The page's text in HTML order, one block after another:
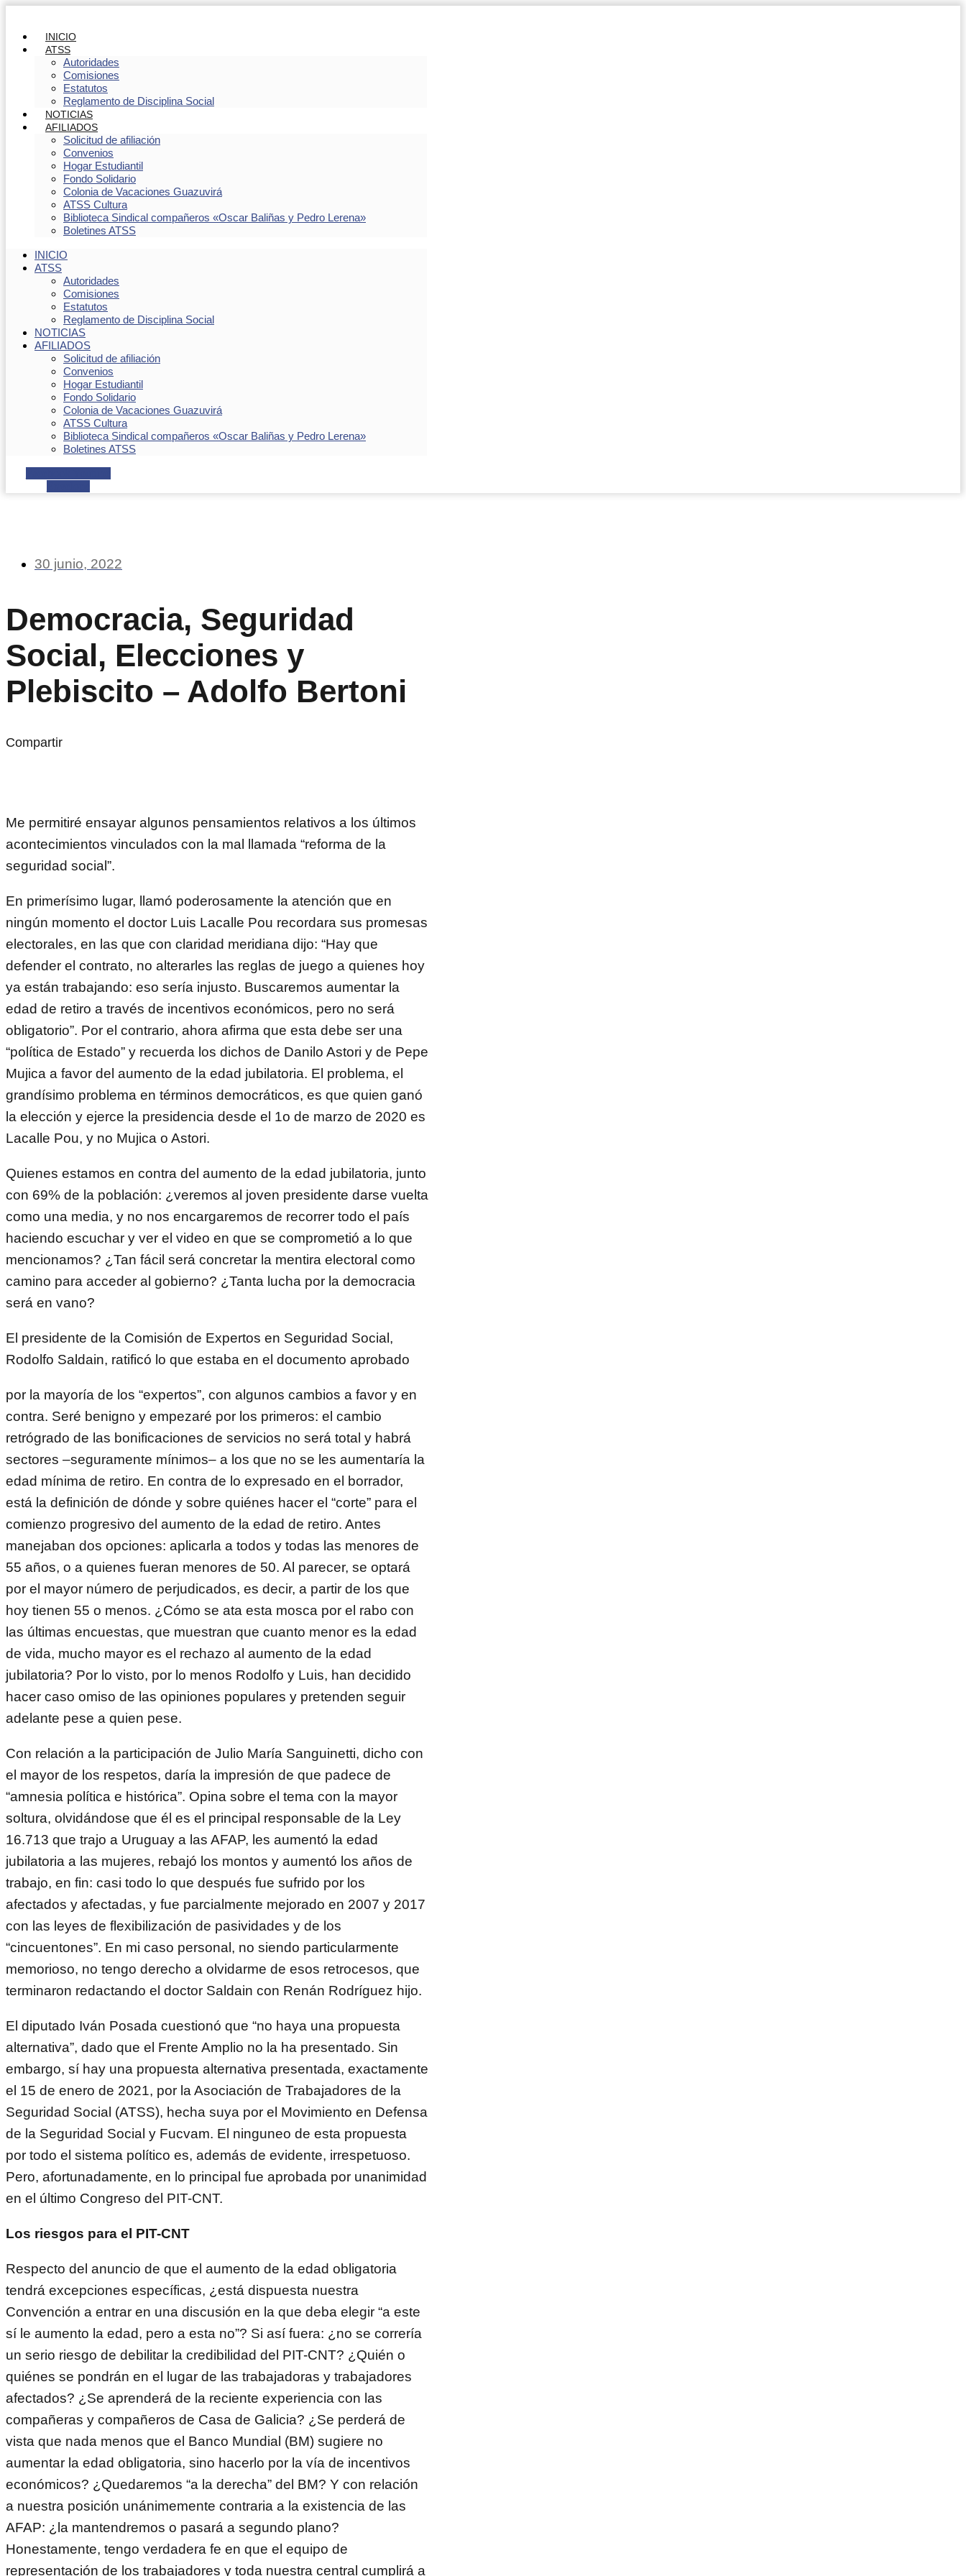
INICIO
ATSS
Autoridades
Comisiones
Estatutos
Reglamento de Disciplina Social
NOTICIAS
AFILIADOS
Solicitud de afiliación
Convenios
Hogar Estudiantil
Fondo Solidario
Colonia de Vacaciones Guazuvirá
ATSS Cultura
Biblioteca Sindical compañeros «Oscar Baliñas y Pedro Lerena»
Boletines ATSS
INICIO
ATSS
Autoridades
Comisiones
Estatutos
Reglamento de Disciplina Social
NOTICIAS
AFILIADOS
Solicitud de afiliación
Convenios
Hogar Estudiantil
Fondo Solidario
Colonia de Vacaciones Guazuvirá
ATSS Cultura
Biblioteca Sindical compañeros «Oscar Baliñas y Pedro Lerena»
Boletines ATSS
30 junio, 2022
Democracia, Seguridad
Social, Elecciones y
Plebiscito – Adolfo Bertoni
Compartir
Me permitiré ensayar algunos pensamientos relativos a los últimos
acontecimientos vinculados con la mal llamada “reforma de la
seguridad social”.
En primerísimo lugar, llamó poderosamente la atención que en
ningún momento el doctor Luis Lacalle Pou recordara sus promesas
electorales, en las que con claridad meridiana dijo: “Hay que
defender el contrato, no alterarles las reglas de juego a quienes hoy
ya están trabajando: eso sería injusto. Buscaremos aumentar la
edad de retiro a través de incentivos económicos, pero no será
obligatorio”. Por el contrario, ahora afirma que esta debe ser una
“política de Estado” y recuerda los dichos de Danilo Astori y de Pepe
Mujica a favor del aumento de la edad jubilatoria. El problema, el
grandísimo problema en términos democráticos, es que quien ganó
la elección y ejerce la presidencia desde el 1o de marzo de 2020 es
Lacalle Pou, y no Mujica o Astori.
Quienes estamos en contra del aumento de la edad jubilatoria, junto
con 69% de la población: ¿veremos al joven presidente darse vuelta
como una media, y no nos encargaremos de recorrer todo el país
haciendo escuchar y ver el video en que se comprometió a lo que
mencionamos? ¿Tan fácil será concretar la mentira electoral como
camino para acceder al gobierno? ¿Tanta lucha por la democracia
será en vano?
El presidente de la Comisión de Expertos en Seguridad Social,
Rodolfo Saldain, ratificó lo que estaba en el documento aprobado
por la mayoría de los “expertos”, con algunos cambios a favor y en
contra. Seré benigno y empezaré por los primeros: el cambio
retrógrado de las bonificaciones de servicios no será total y habrá
sectores –seguramente mínimos– a los que no se les aumentaría la
edad mínima de retiro. En contra de lo expresado en el borrador,
está la definición de dónde y sobre quiénes hacer el “corte” para el
comienzo progresivo del aumento de la edad de retiro. Antes
manejaban dos opciones: aplicarla a todos y todas las menores de
55 años, o a quienes fueran menores de 50. Al parecer, se optará
por el mayor número de perjudicados, es decir, a partir de los que
hoy tienen 55 o menos. ¿Cómo se ata esta mosca por el rabo con
las últimas encuestas, que muestran que cuanto menor es la edad
de vida, mucho mayor es el rechazo al aumento de la edad
jubilatoria? Por lo visto, por lo menos Rodolfo y Luis, han decidido
hacer caso omiso de las opiniones populares y pretenden seguir
adelante pese a quien pese.
Con relación a la participación de Julio María Sanguinetti, dicho con
el mayor de los respetos, daría la impresión de que padece de
“amnesia política e histórica”. Opina sobre el tema con la mayor
soltura, olvidándose que él es el principal responsable de la Ley
16.713 que trajo a Uruguay a las AFAP, les aumentó la edad
jubilatoria a las mujeres, rebajó los montos y aumentó los años de
trabajo, en fin: casi todo lo que después fue sufrido por los
afectados y afectadas, y fue parcialmente mejorado en 2007 y 2017
con las leyes de flexibilización de pasividades y de los
“cincuentones”. En mi caso personal, no siendo particularmente
memorioso, no tengo derecho a olvidarme de esos retrocesos, que
terminaron redactando el doctor Saldain con Renán Rodríguez hijo.
El diputado Iván Posada cuestionó que “no haya una propuesta
alternativa”, dado que el Frente Amplio no la ha presentado. Sin
embargo, sí hay una propuesta alternativa presentada, exactamente
el 15 de enero de 2021, por la Asociación de Trabajadores de la
Seguridad Social (ATSS), hecha suya por el Movimiento en Defensa
de la Seguridad Social y Fucvam. El ninguneo de esta propuesta
por todo el sistema político es, además de evidente, irrespetuoso.
Pero, afortunadamente, en lo principal fue aprobada por unanimidad
en el último Congreso del PIT-CNT.
Los riesgos para el PIT-CNT
Respecto del anuncio de que el aumento de la edad obligatoria
tendrá excepciones específicas, ¿está dispuesta nuestra
Convención a entrar en una discusión en la que deba elegir “a este
sí le aumento la edad, pero a esta no”? Si así fuera: ¿no se correría
un serio riesgo de debilitar la credibilidad del PIT-CNT? ¿Quién o
quiénes se pondrán en el lugar de las trabajadoras y trabajadores
afectados? ¿Se aprenderá de la reciente experiencia con las
compañeras y compañeros de Casa de Galicia? ¿Se perderá de
vista que nada menos que el Banco Mundial (BM) sugiere no
aumentar la edad obligatoria, sino hacerlo por la vía de incentivos
económicos? ¿Quedaremos “a la derecha” del BM? Y con relación
a nuestra posición unánimemente contraria a la existencia de las
AFAP: ¿la mantendremos o pasará a segundo plano?
Honestamente, tengo verdadera fe en que el equipo de
representación de los trabajadores y toda nuestra central cumplirá a